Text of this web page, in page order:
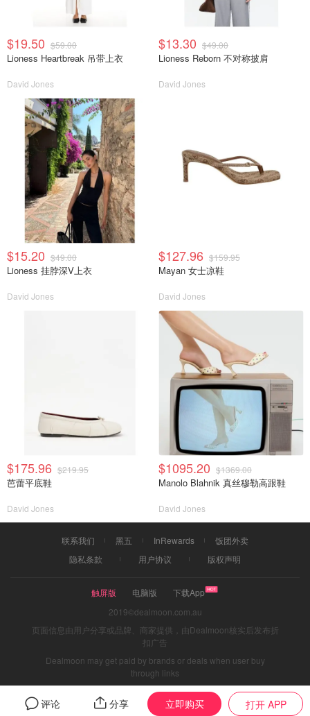
$19.50 $59.00
Lioness Heartbreak 吊带上衣
David Jones
$13.30 $49.00
Lioness Reborn 不对称披肩
David Jones
$15.20 $49.00
Lioness 挂脖深V上衣
David Jones
$127.96 $159.95
Mayan 女士凉鞋
David Jones
$175.96 $219.95
芭蕾平底鞋
David Jones
$1095.20 $1369.00
Manolo Blahnik 真丝穆勒高跟鞋
David Jones
评论 分享 立即购买 打开 APP
联系我们 黑五 InRewards
饭团外卖
隐私条款
用户协议 版权声明
触屏版 电脑版
下载App
2019©dealmoon.com.au
页面信息由用户分享或品牌、商家提供，由Dealmoon核实后发布折
扣广告
Dealmoon may get paid by brands or deals when user buy
through links